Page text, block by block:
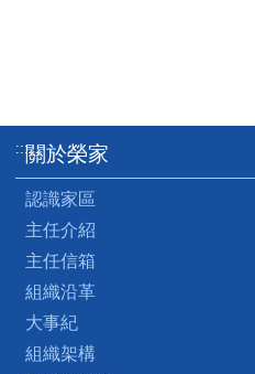
:::關於榮家
認識家區
主任介紹
主任信箱
組織沿革
大事紀
組織架構